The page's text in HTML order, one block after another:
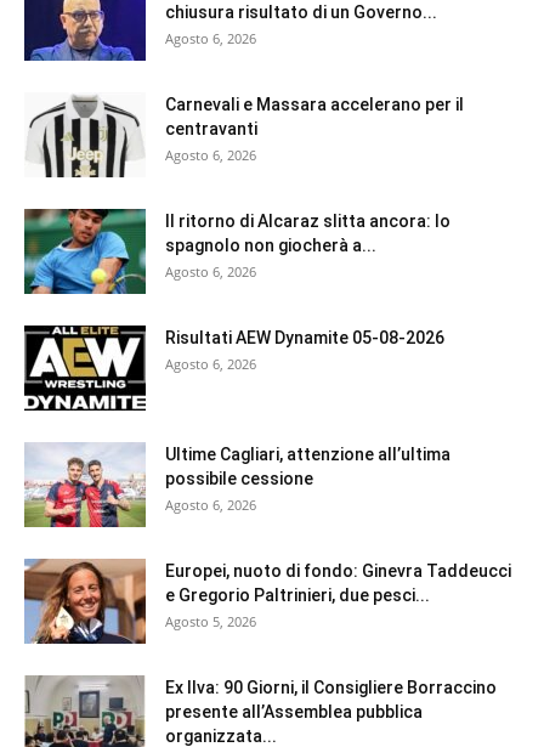
chiusura risultato di un Governo...
Agosto 6, 2026
Carnevali e Massara accelerano per il
centravanti
Agosto 6, 2026
Il ritorno di Alcaraz slitta ancora: lo
spagnolo non giocherà a...
Agosto 6, 2026
Risultati AEW Dynamite 05-08-2026
Agosto 6, 2026
Ultime Cagliari, attenzione all’ultima
possibile cessione
Agosto 6, 2026
Europei, nuoto di fondo: Ginevra Taddeucci
e Gregorio Paltrinieri, due pesci...
Agosto 5, 2026
Ex Ilva: 90 Giorni, il Consigliere Borraccino
presente all’Assemblea pubblica
organizzata...